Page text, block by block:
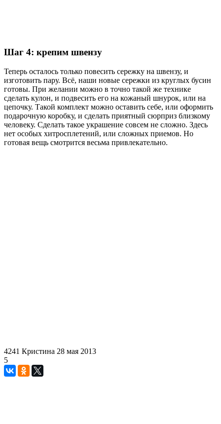
Шаг 4: крепим швензу
Теперь осталось только повесить сережку на швензу, и
изготовить пару. Всё, наши новые сережки из круглых бусин
готовы. При желании можно в точно такой же технике
сделать кулон, и подвесить его на кожаный шнурок, или на
цепочку. Такой комплект можно оставить себе, или оформить
подарочную коробку, и сделать приятный сюрприз близкому
человеку. Сделать такое украшение совсем не сложно. Здесь
нет особых хитросплетений, или сложных приемов. Но
готовая вещь смотрится весьма привлекательно.
4241 Кристина 28 мая 2013
5